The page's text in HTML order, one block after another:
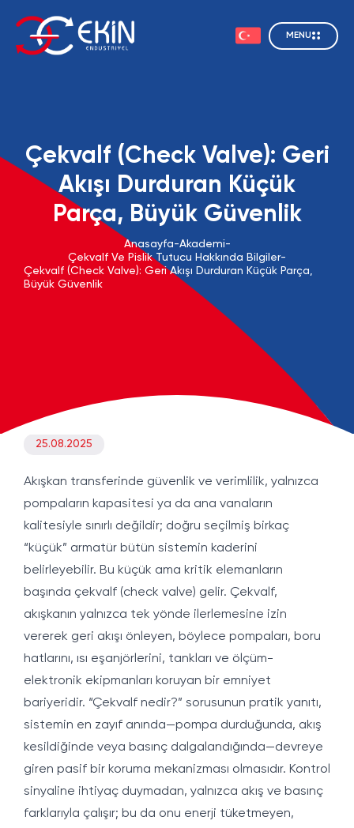
MENU
Çekvalf (Check Valve): Geri
Akışı Durduran Küçük
Parça, Büyük Güvenlik
Anasayfa-Akademi-
Çekvalf Ve Pislik Tutucu Hakkında Bilgiler-
Çekvalf (Check Valve): Geri Akışı Durduran Küçük Parça,
Büyük Güvenlik
25.08.2025
Akışkan transferinde güvenlik ve verimlilik, yalnızca
pompaların kapasitesi ya da ana vanaların
kalitesiyle sınırlı değildir; doğru seçilmiş birkaç
“küçük” armatür bütün sistemin kaderini
belirleyebilir. Bu küçük ama kritik elemanların
başında çekvalf (check valve) gelir. Çekvalf,
akışkanın yalnızca tek yönde ilerlemesine izin
vererek geri akışı önleyen, böylece pompaları, boru
hatlarını, ısı eşanjörlerini, tankları ve ölçüm-
elektronik ekipmanları koruyan bir emniyet
bariyeridir. “Çekvalf nedir?” sorusunun pratik yanıtı,
sistemin en zayıf anında—pompa durduğunda, akış
kesildiğinde veya basınç dalgalandığında—devreye
giren pasif bir koruma mekanizması olmasıdır. Kontrol
sinyaline ihtiyaç duymadan, yalnızca akış ve basınç
farklarıyla çalışır; bu da onu enerji tüketmeyen,